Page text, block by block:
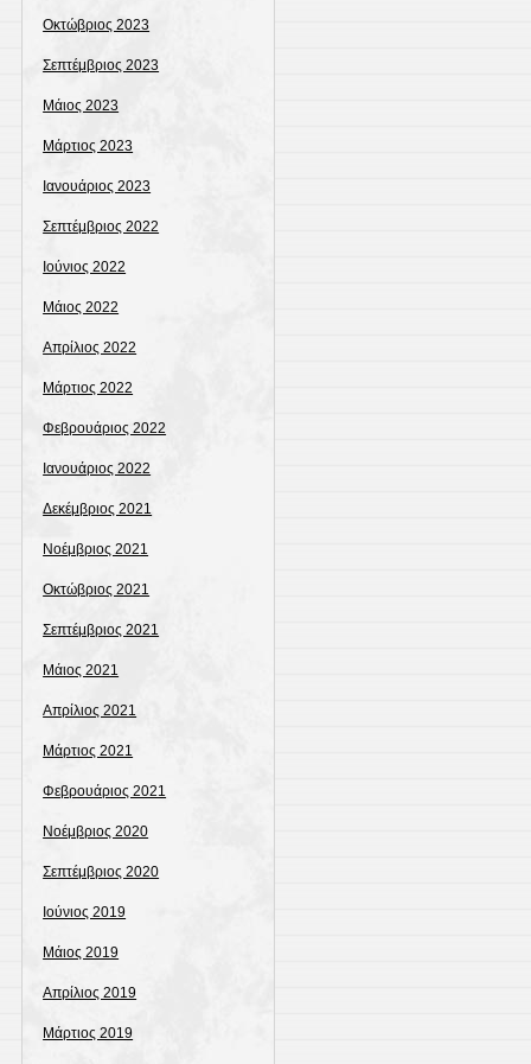
Οκτώβριος 2023
Σεπτέμβριος 2023
Μάιος 2023
Μάρτιος 2023
Ιανουάριος 2023
Σεπτέμβριος 2022
Ιούνιος 2022
Μάιος 2022
Απρίλιος 2022
Μάρτιος 2022
Φεβρουάριος 2022
Ιανουάριος 2022
Δεκέμβριος 2021
Νοέμβριος 2021
Οκτώβριος 2021
Σεπτέμβριος 2021
Μάιος 2021
Απρίλιος 2021
Μάρτιος 2021
Φεβρουάριος 2021
Νοέμβριος 2020
Σεπτέμβριος 2020
Ιούνιος 2019
Μάιος 2019
Απρίλιος 2019
Μάρτιος 2019